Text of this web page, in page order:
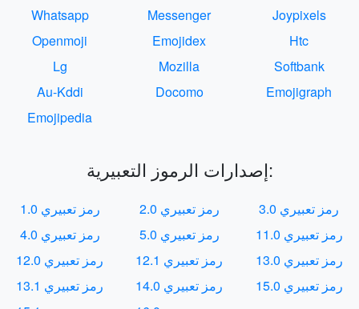
Whatsapp
Messenger
Joypixels
Openmoji
Emojidex
Htc
Lg
Mozilla
Softbank
Au-Kddi
Docomo
Emojigraph
Emojipedia
إصدارات الرموز التعبيرية:
رمز تعبيري 1.0 رمز تعبيري 2.0
رمز تعبيري 3.0
رمز تعبيري 4.0
رمز تعبيري 5.0
رمز تعبيري 11.0
رمز تعبيري 12.0
رمز تعبيري 12.1
رمز تعبيري 13.0
رمز تعبيري 13.1
رمز تعبيري 14.0
رمز تعبيري 15.0